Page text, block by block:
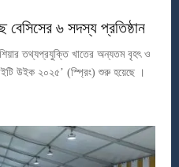
৬ সদস্য প্রতিষ্ঠান
তথ্যপ্রযুক্তি খাতের অন্যতম বৃহৎ ও
উইক ২০২৫’ (স্প্রিং) শুরু হয়েছে ।